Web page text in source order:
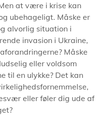
at være i krise kan
ubehageligt. Måske er
alvorlig situation i
invasion i Ukraine,
Måske
eller voldsom
til en ulykke? Det kan
eller føler dig ude af